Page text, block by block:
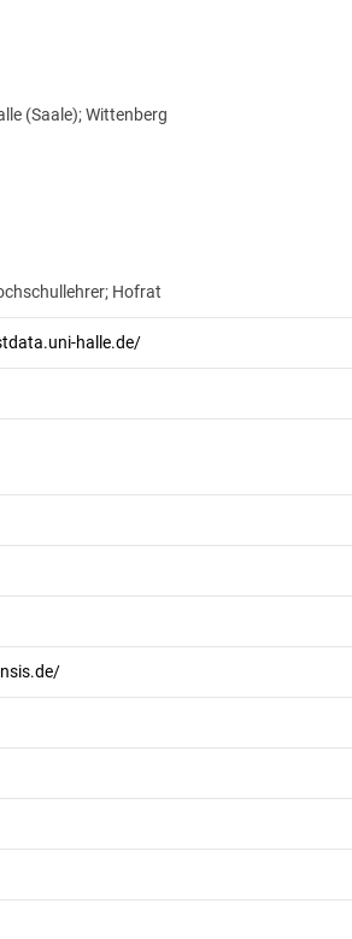
(Saale); Wittenberg
Hofrat
halle.de/